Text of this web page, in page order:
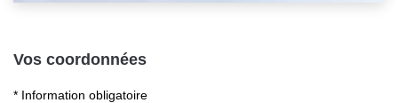
Vos coordonnées
* Information obligatoire